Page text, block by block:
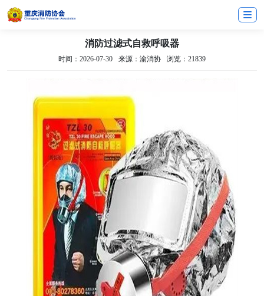
消防过滤式自救呼吸器
时间：2026-07-30 来源：渝消协 浏览：21839